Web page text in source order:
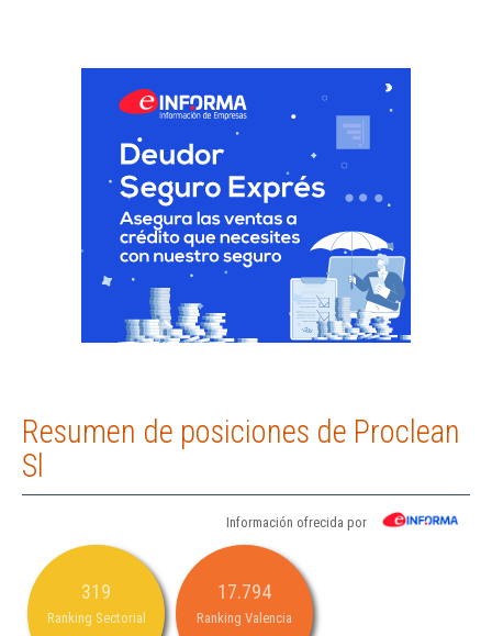
Resumen de posiciones de Proclean
Sl
Información ofrecida por
319
Ranking Sectorial
17.794
Ranking Valencia